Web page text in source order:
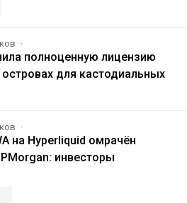
полноценную лицензию
для кастодиальных
на Hyperliquid омрачён
инвесторы